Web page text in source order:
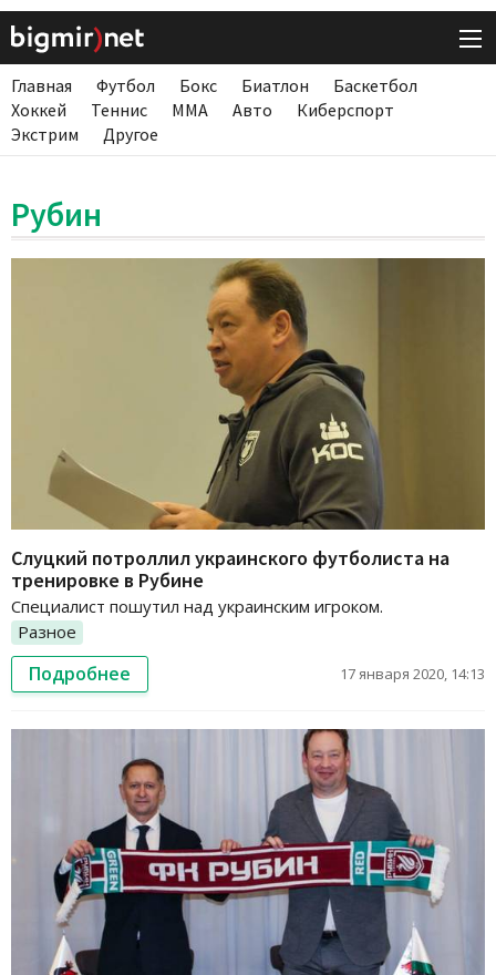
Главная Футбол Бокс Биатлон
Баскетбол
Хоккей
Теннис ММА Авто
Киберспорт
Экстрим
Другое
Рубин
Слуцкий потроллил украинского футболиста на
тренировке в Рубине
Специалист пошутил над украинским игроком.
Разное
Подробнее 17 января 2020, 14:13